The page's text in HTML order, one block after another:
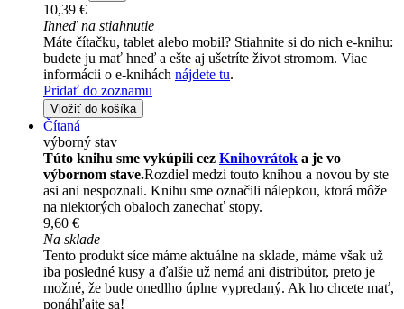
10,39 €
Ihneď na stiahnutie
Máte čítačku, tablet alebo mobil? Stiahnite si do nich e-knihu:
budete ju mať hneď a ešte aj ušetríte život stromom. Viac
informácii o e-knihách nájdete tu.
Pridať do zoznamu
Vložiť do košíka
Čítaná
výborný stav
Túto knihu sme vykúpili cez Knihovrátok a je vo
výbornom stave.Rozdiel medzi touto knihou a novou by ste
asi ani nespoznali. Knihu sme označili nálepkou, ktorá môže
na niektorých obaloch zanechať stopy.
9,60 €
Na sklade
Tento produkt síce máme aktuálne na sklade, máme však už
iba posledné kusy a ďalšie už nemá ani distribútor, preto je
možné, že bude onedlho úplne vypredaný. Ak ho chcete mať,
ponáhľajte sa!